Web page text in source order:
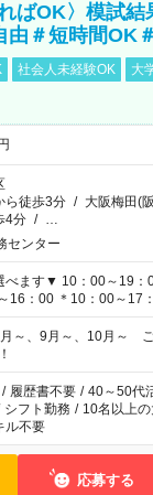
ばOK〉模試
由＃短時間OK
社会人未経験OK 大
ら徒歩3分 / 大阪梅田(
4分 / …
センター
ます▼ 10：00～19：
16：00 ＊10：00～17
：00 ＊12：00～19：
月～、9月～、10月～
/ 履歴書不要 / 40～50代
シフト勤務 / 10名以上
ル不要
応募する